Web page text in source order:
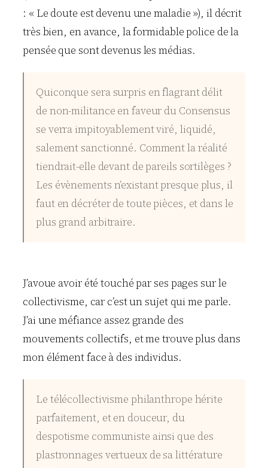
: « Le doute est devenu une maladie »), il décrit
très bien, en avance, la formidable police de la
pensée que sont devenus les médias.
Quiconque sera surpris en flagrant délit
de non-militance en faveur du Consensus
se verra impitoyablement viré, liquidé,
salement sanctionné. Comment la réalité
tiendrait-elle devant de pareils sortilèges ?
Les évènements n’existant presque plus, il
faut en décréter de toute pièces, et dans le
plus grand arbitraire.
J’avoue avoir été touché par ses pages sur le
collectivisme, car c’est un sujet qui me parle.
J’ai une méfiance assez grande des
mouvements collectifs, et me trouve plus dans
mon élément face à des individus.
Le télécollectivisme philanthrope hérite
parfaitement, et en douceur, du
despotisme communiste ainsi que des
plastronnages vertueux de sa littérature